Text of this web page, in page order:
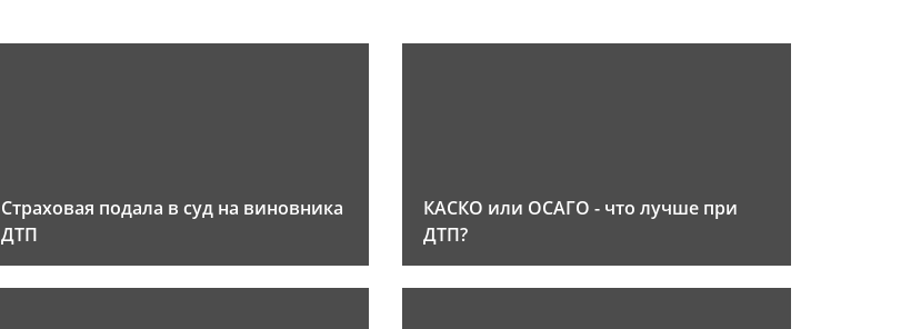
Страховая подала в суд на виновника
ДТП
КАСКО или ОСАГО - что лучше при
ДТП?